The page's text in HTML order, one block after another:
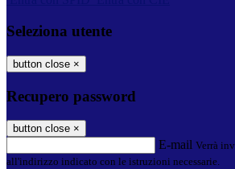
Seleziona utente
button close ×
Recupero password
button close ×
E-mail Verrà
all'indirizzo indicato con le istruzioni necessarie.